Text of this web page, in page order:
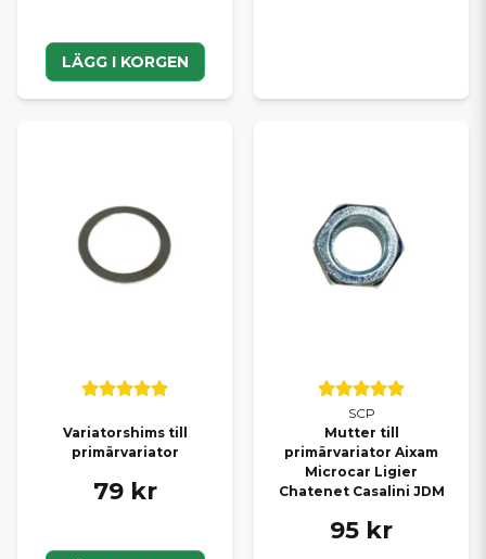
LÄGG I KORGEN
Variatorshims till
primärvariator
79 kr
SCP
Mutter till
primärvariator Aixam
Microcar Ligier
Chatenet Casalini JDM
95 kr